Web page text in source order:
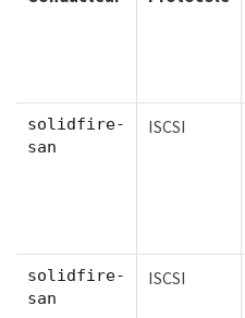
solidfire-
san
ISCSI
solidfire-
san
ISCSI